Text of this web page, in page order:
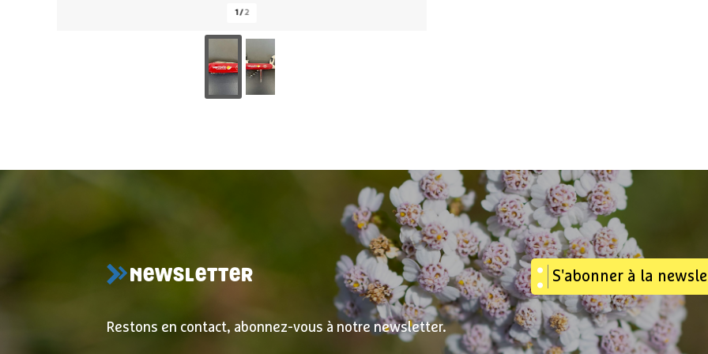
1 /2
NEWSLETTER
Restons en contact, abonnez-vous à notre newsletter.
S'abonner à la